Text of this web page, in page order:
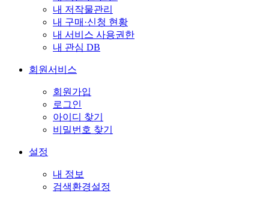
내 저작물관리
내 구매·신청 현황
내 서비스 사용권한
내 관심 DB
회원서비스
회원가입
로그인
아이디 찾기
비밀번호 찾기
설정
내 정보
검색환경설정